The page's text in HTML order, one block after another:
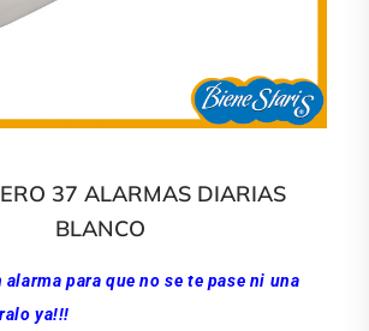
37 ALARMAS DIARIAS
BLANCO
alarma para que no se te pase ni una
ya!!!